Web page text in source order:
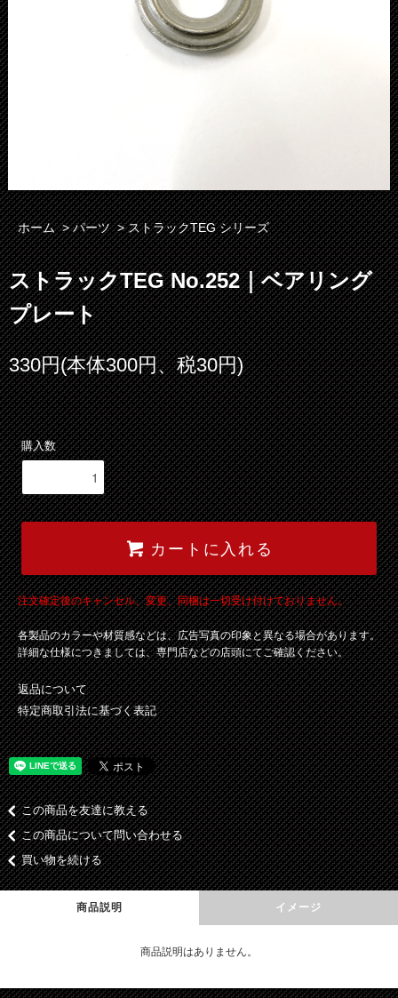
ホーム >パーツ >ストラックTEG シリーズ
ストラックTEG No.252｜ベアリング
プレート
330円(本体300円、税30円)
購入数
カートに入れる
注文確定後のキャンセル、変更、同梱は一切受け付けておりません。
各製品のカラーや材質感などは、広告写真の印象と異なる場合があります。
詳細な仕様につきましては、専門店などの店頭にてご確認ください。
返品について
特定商取引法に基づく表記
この商品を友達に教える
この商品について問い合わせる
買い物を続ける
商品説明 イメージ
商品説明はありません。